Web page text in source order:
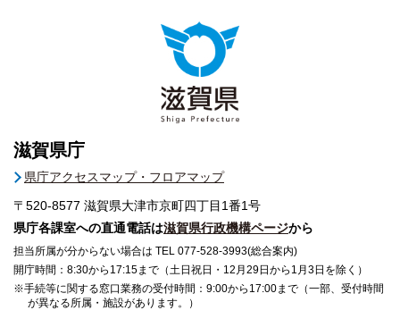
滋賀県庁
県庁アクセスマップ・フロアマップ
〒520-8577 滋賀県大津市京町四丁目1番1号
県庁各課室への直通電話は滋賀県行政機構ページから
担当所属が分からない場合は TEL 077-528-3993(総合案内)
開庁時間：8:30から17:15まで（土日祝日・12月29日から1月3日を除く）
※手続等に関する窓口業務の受付時間：9:00から17:00まで（一部、受付時間
が異なる所属・施設があります。）